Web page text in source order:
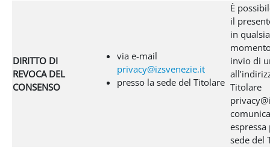
DIRITTO DI
REVOCA DEL
CONSENSO
via e-mail
privacy@izsvenezie.it
presso la sede del Titolare
È
il
in
invio di
Titolare
espressa
sede del